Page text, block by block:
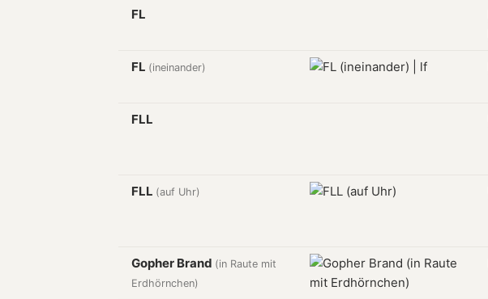
FL
FL (ineinander)
FLL
FLL (auf Uhr)
Gopher Brand (in Raute mit
Erdhörnchen)